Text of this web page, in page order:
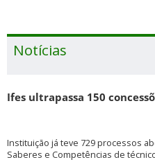
Notícias
Ifes ultrapassa 150
Instituição já teve 729 processos
Saberes e Competências de